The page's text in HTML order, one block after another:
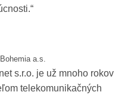
a.s.
s.r.o. je už mnoho rokov
telekomunikačných